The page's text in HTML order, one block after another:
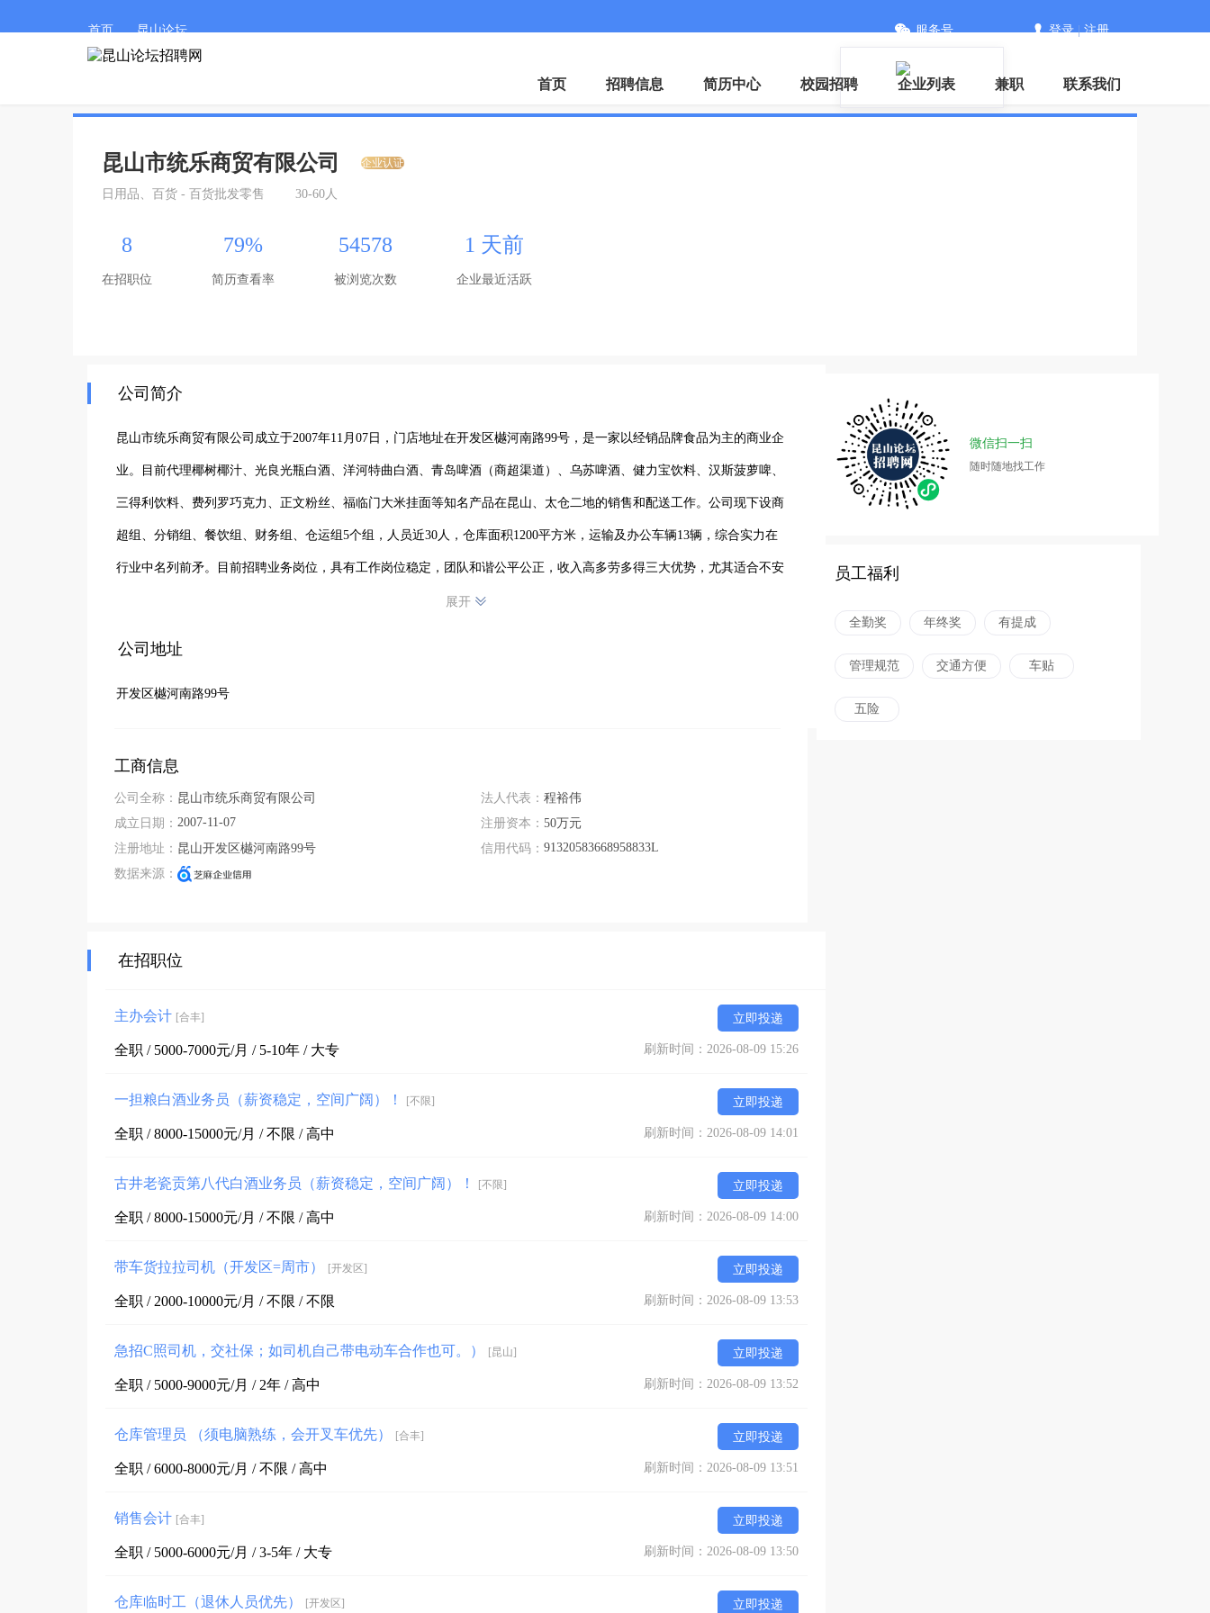
首页 昆山论坛 服务号 登录|注册
首页 招聘信息 简历中心 校园招聘 企业列表 兼职 联系我们
昆山市统乐商贸有限公司 企业认证
日用品、百货 - 百货批发零售 30-60人
8
在招职位
79%
简历查看率
54578
被浏览次数
1 天前
企业最近活跃
公司简介
昆山市统乐商贸有限公司成立于2007年11月07日，门店地址在开发区樾河南路99号，是一家以经销品牌食品为主的商业企
业。目前代理椰树椰汁、光良光瓶白酒、洋河特曲白酒、青岛啤酒（商超渠道）、乌苏啤酒、健力宝饮料、汉斯菠萝啤、
三得利饮料、费列罗巧克力、正文粉丝、福临门大米挂面等知名产品在昆山、太仓二地的销售和配送工作。公司现下设商
超组、分销组、餐饮组、财务组、仓运组5个组，人员近30人，仓库面积1200平方米，运输及办公车辆13辆，综合实力在
行业中名列前矛。目前招聘业务岗位，具有工作岗位稳定，团队和谐公平公正，收入高多劳多得三大优势，尤其适合不安
于现状，有较强进取心和目标、执行力强的工厂生产线员工前来踊跃面试！人生要换一条跑道方可更快得达到目标！
展开
公司地址
开发区樾河南路99号
工商信息
公司全称： 昆山市统乐商贸有限公司
成立日期： 2007-11-07
注册地址： 昆山开发区樾河南路99号
数据来源：
法人代表： 程裕伟
注册资本： 50万元
信用代码： 91320583668958833L
在招职位
主办会计 [合丰] 立即投递
全职 / 5000-7000元/月 / 5-10年 / 大专 刷新时间：2026-08-09 15:26
一担粮白酒业务员（薪资稳定，空间广阔）！ [不限] 立即投递
全职 / 8000-15000元/月 / 不限 / 高中 刷新时间：2026-08-09 14:01
古井老瓷贡第八代白酒业务员（薪资稳定，空间广阔）！ [不限] 立即投递
全职 / 8000-15000元/月 / 不限 / 高中 刷新时间：2026-08-09 14:00
带车货拉拉司机（开发区=周市） [开发区] 立即投递
全职 / 2000-10000元/月 / 不限 / 不限 刷新时间：2026-08-09 13:53
急招C照司机，交社保；如司机自己带电动车合作也可。） [昆山] 立即投递
全职 / 5000-9000元/月 / 2年 / 高中 刷新时间：2026-08-09 13:52
仓库管理员 （须电脑熟练，会开叉车优先） [合丰] 立即投递
全职 / 6000-8000元/月 / 不限 / 高中 刷新时间：2026-08-09 13:51
销售会计 [合丰] 立即投递
全职 / 5000-6000元/月 / 3-5年 / 大专 刷新时间：2026-08-09 13:50
仓库临时工（退休人员优先） [开发区] 立即投递
微信扫一扫
随时随地找工作
员工福利
全勤奖 年终奖 有提成
管理规范 交通方便 车贴
五险